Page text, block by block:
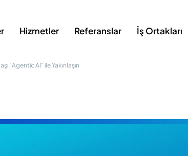
Hizmetler Referanslar İş Ortakları
“Agentic AI” ile Yakınlaşın